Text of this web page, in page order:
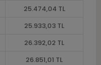
25.474,04 TL
25.933,03 TL
26.392,02 TL
26.851,01 TL